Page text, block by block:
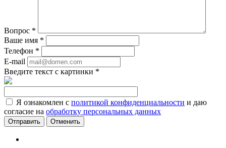
Вопрос *
Ваше имя *
Телефон *
E-mail
Введите текст с картинки *
Я ознакомлен с политикой конфиденциальности и даю
согласие на обработку персональных данных
Отменить